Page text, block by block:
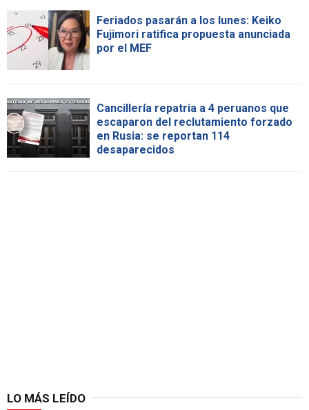
Feriados pasarán a los lunes: Keiko
Fujimori ratifica propuesta anunciada
por el MEF
Cancillería repatria a 4 peruanos que
escaparon del reclutamiento forzado
en Rusia: se reportan 114
desaparecidos
LO MÁS LEÍDO